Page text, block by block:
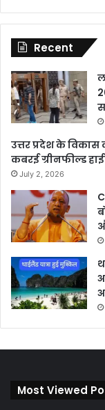
Recent
उत्तर प्रदेश के
कबरई ग्रीनफील्ड
July 2, 2026
Most Viewed